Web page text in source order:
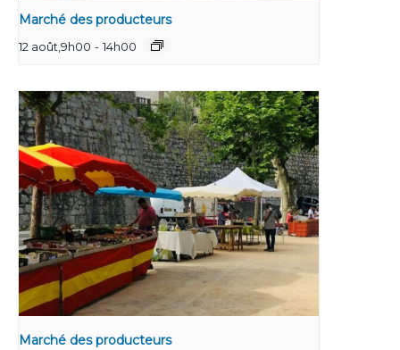
Marché des producteurs
12 août,9h00 - 14h00
Marché des producteurs